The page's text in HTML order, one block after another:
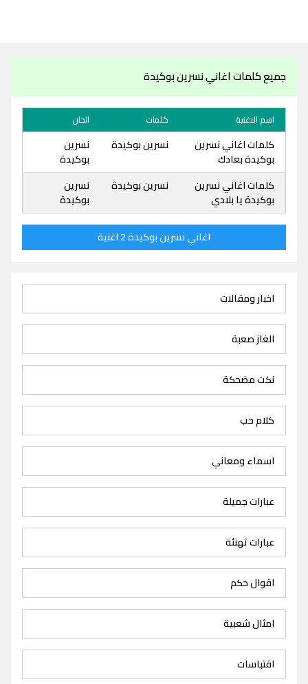
جميع كلمات اغاني نسرين بوكيدة
اسم الاغنية كلمات الحان
كلمات اغاني نسرين
بوكيدة بعادك
نسرين بوكيدة
نسرين
بوكيدة
كلمات اغاني نسرين
بوكيدة يا بلادي
نسرين بوكيدة
نسرين
بوكيدة
اغاني نسرين بوكيدة 2 اغنية
اخبار ومقالات
الغاز صعبة
نكت مضحكة
كلام حب
اسماء ومعاني
عبارات جميلة
عبارات تهنئة
اقوال حكم
امثال شعبية
اقتباسات